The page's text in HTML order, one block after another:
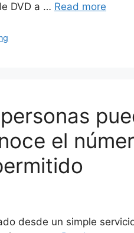
DVD a … Read more
el
desde un simple